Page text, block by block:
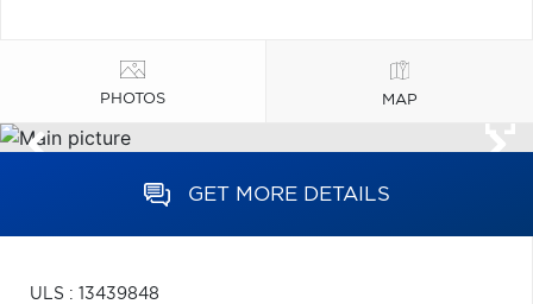
PHOTOS MAP
GET MORE DETAILS
ULS : 13439848